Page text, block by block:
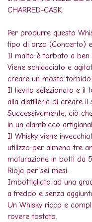
CHARRED-CASK
Per produrre questo
tipo di orzo (Concerto) e
Il malto è torbato a ben
Viene schiacciato e
creare un mosto
Il lievito selezionato e il
alla distilleria di creare
Successivamente, ciò
in un alambicco
Il Whisky viene
utilizzo per almeno tre
maturazione in botti da
Rioja per sei mesi.
Imbottigliato ad una
a freddo e senza
Un Whisky ricco e
rovere tostato.